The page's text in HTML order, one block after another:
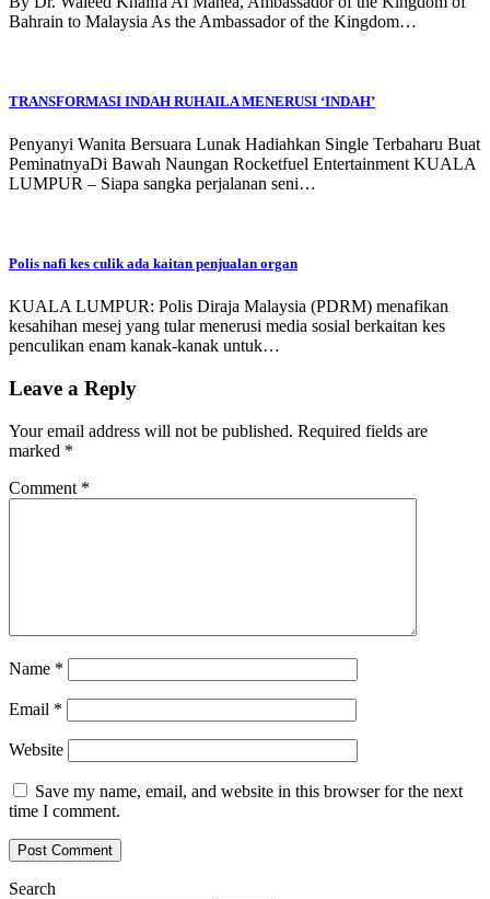
Bahrain to Malaysia As the Ambassador of the Kingdom…
TRANSFORMASI INDAH RUHAILA MENERUSI ‘INDAH’
Penyanyi Wanita Bersuara Lunak Hadiahkan Single Terbaharu Buat
PeminatnyaDi Bawah Naungan Rocketfuel Entertainment KUALA
LUMPUR – Siapa sangka perjalanan seni…
Polis nafi kes culik ada kaitan penjualan organ
KUALA LUMPUR: Polis Diraja Malaysia (PDRM) menafikan
kesahihan mesej yang tular menerusi media sosial berkaitan kes
penculikan enam kanak-kanak untuk…
Leave a Reply
Your email address will not be published. Required fields are
marked *
Comment *
Name *
Email *
Website
Save my name, email, and website in this browser for the next
time I comment.
Search